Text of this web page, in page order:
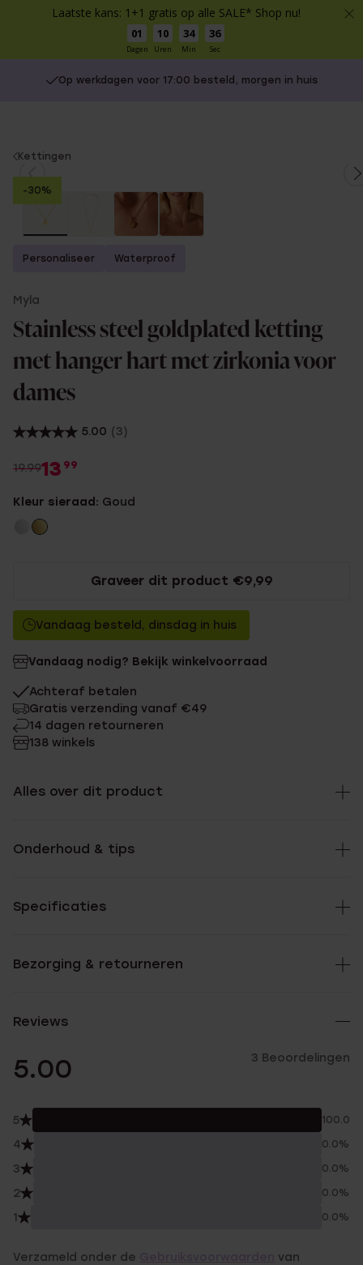
Laatste kans: 1+1 gratis op alle SALE* Shop nu!
01
Dagen
10
Uren
34
Min
35
Sec
Op werkdagen voor 17:00 besteld, morgen in huis
You
are
here:
Kettingen
-30%
Personaliseer Waterproof
Myla
Stainless steel goldplated ketting
met hanger hart met zirkonia voor
dames
5.00 (3)
19.9913 99
Kleur sieraad: Goud
Graveer dit product €9,99
Vandaag besteld, dinsdag in huis
Vandaag nodig? Bekijk winkelvoorraad
Achteraf betalen
Gratis verzending vanaf €49
14 dagen retourneren
138 winkels
Alles over dit product
Onderhoud & tips
Specificaties
Bezorging & retourneren
Reviews
5.00 3 Beoordelingen
5 100.0%
4 0.0%
3 0.0%
2 0.0%
1 0.0%
Verzameld onder de
van